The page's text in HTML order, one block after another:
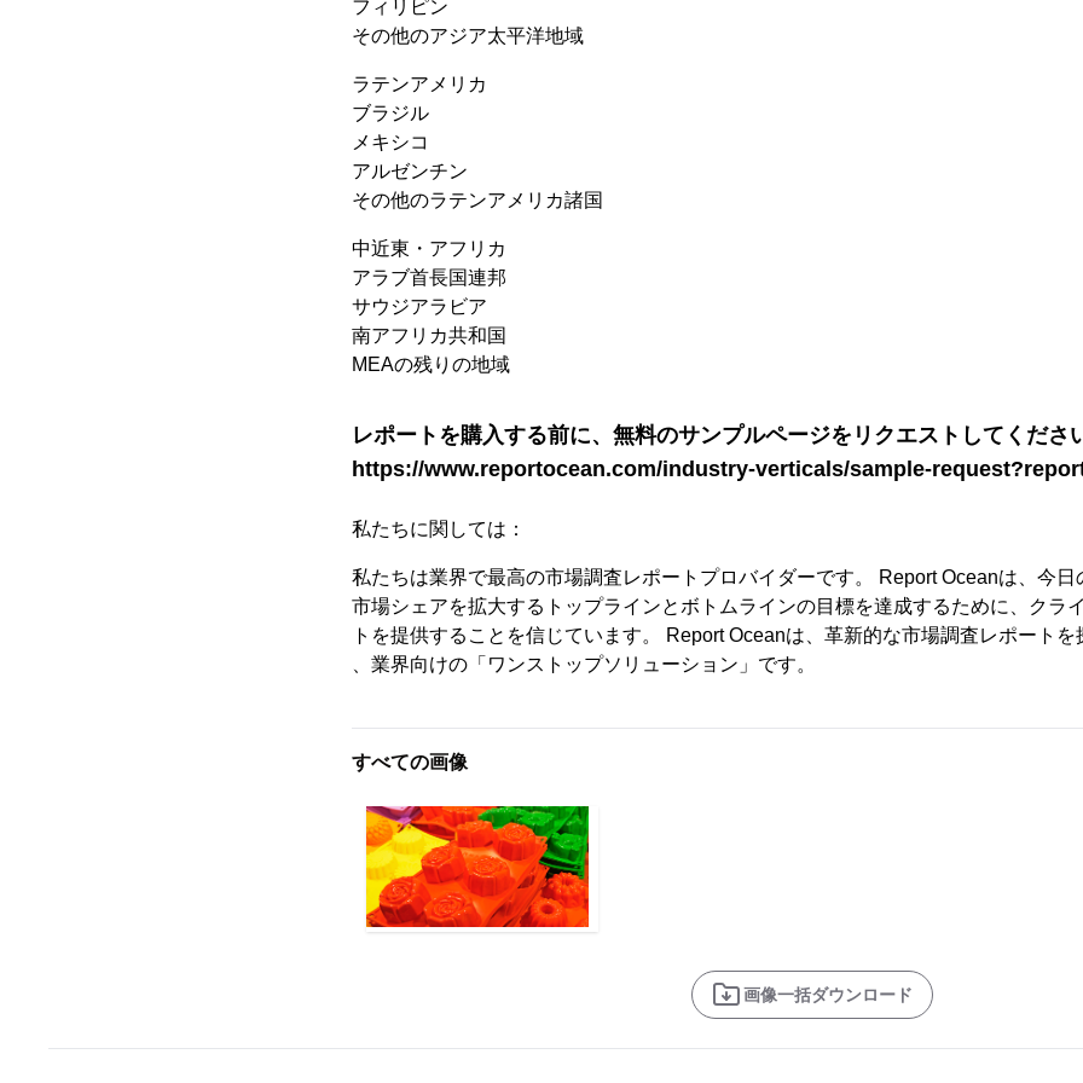
フィリピン
その他のアジア太平洋地域
ラテンアメリカ
ブラジル
メキシコ
アルゼンチン
その他のラテンアメリカ諸国
中近東・アフリカ
アラブ首長国連邦
サウジアラビア
南アフリカ共和国
MEAの残りの地域
レポートを購入する前に、無料のサンプルページをリクエストしてくださ
https://www.reportocean.com/industry-verticals/sample-
私たちに関しては：
私たちは業界で最高の市場調査レポートプロバイダーです。 Report Oceanは、今
市場シェアを拡大するトップラインとボトムラインの目標を達成するために、クラ
トを提供することを信じています。 Report Oceanは、革新的な市場調査レポート
、業界向けの「ワンストップソリューション」です。
すべての画像
画像一括ダウンロード